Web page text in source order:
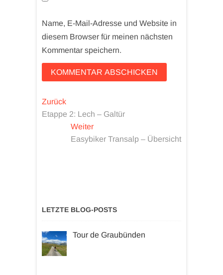
Name, E-Mail-Adresse und Website in
diesem Browser für meinen nächsten
Kommentar speichern.
Beitragsnavigation
ZurückVorheriger
Beitrag:
Etappe 2: Lech – Galtür
WeiterNächster
Beitrag:
Easybiker Transalp – Übersicht
LETZTE BLOG-POSTS
Tour de Graubünden